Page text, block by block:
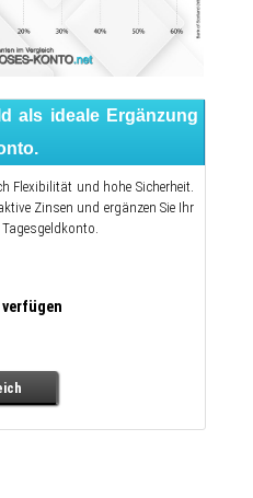
als ideale Ergänzung
Flexibilität und hohe Sicherheit.
Zinsen und ergänzen Sie Ihr